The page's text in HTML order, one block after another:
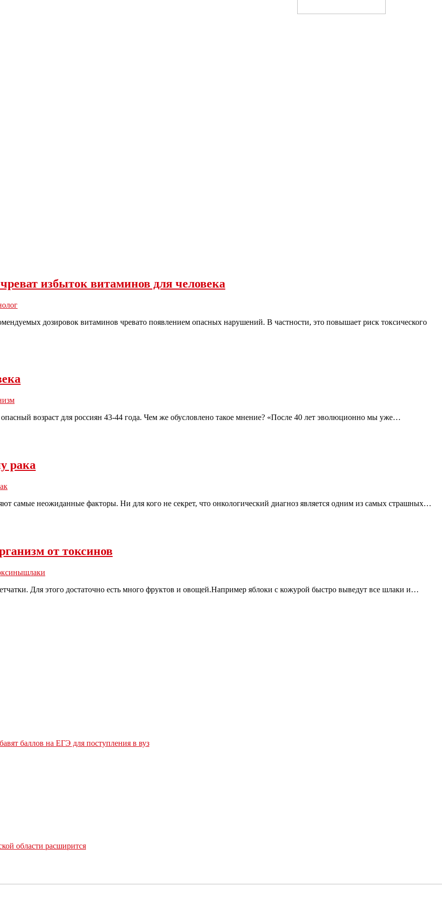
избыток витаминов для человека
дозировок витаминов чревато появлением опасных нарушений. В частности, это повышает риск токсического
возраст для россиян 43-44 года. Чем же обусловлено такое мнение? «После 40 лет эволюционно мы уже…
рака
самые неожиданные факторы. Ни для кого не секрет, что онкологический диагноз является одним из самых страшных…
от токсинов
шлаки
Для этого достаточно есть много фруктов и овощей.Например яблоки с кожурой быстро выведут все шлаки и…
баллов на ЕГЭ для поступления в вуз
области расширится